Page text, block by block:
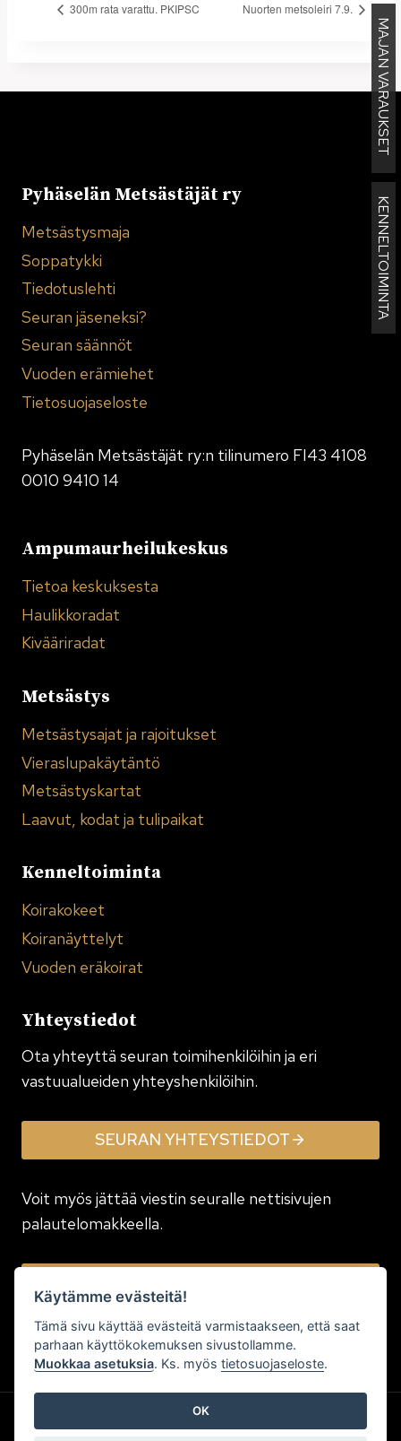
MAJAN VARAUKSET
KENNELTOIMINTA
300m rata varattu. PKIPSC Nuorten metsoleiri 7.9.
Pyhäselän Metsästäjät ry
Metsästysmaja
Soppatykki
Tiedotuslehti
Seuran jäseneksi?
Seuran säännöt
Vuoden erämiehet
Tietosuojaseloste
Pyhäselän Metsästäjät ry:n tilinumero FI43 4108
0010 9410 14
Ampumaurheilukeskus
Tietoa keskuksesta
Haulikkoradat
Kivääriradat
Metsästys
Metsästysajat ja rajoitukset
Vieraslupakäytäntö
Metsästyskartat
Laavut, kodat ja tulipaikat
Kenneltoiminta
Koirakokeet
Koiranäyttelyt
Vuoden eräkoirat
Yhteystiedot
Ota yhteyttä seuran toimi­henkilöihin ja eri
vastuualueiden yhteyshenkilöihin.
SEURAN YHTEYSTIEDOT
Voit myös jättää viestin seuralle nettisivujen
palautelomakkeella.
Käytämme evästeitä!
Tämä sivu käyttää evästeitä varmistaakseen, että saat
parhaan käyttökokemuksen sivustollamme.
Muokkaa asetuksia. Ks. myöstietosuojaseloste.
OK